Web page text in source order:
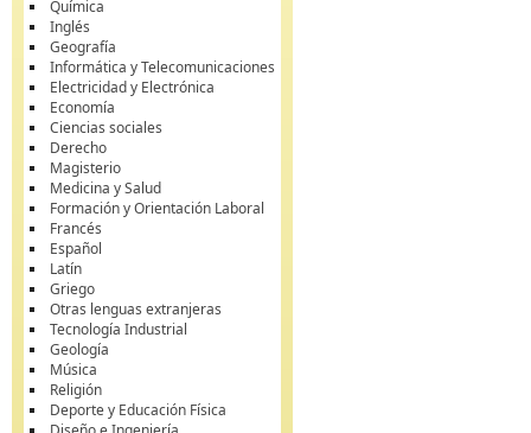
Química
Inglés
Geografía
Informática y Telecomunicaciones
Electricidad y Electrónica
Economía
Ciencias sociales
Derecho
Magisterio
Medicina y Salud
Formación y Orientación Laboral
Francés
Español
Latín
Griego
Otras lenguas extranjeras
Tecnología Industrial
Geología
Música
Religión
Deporte y Educación Física